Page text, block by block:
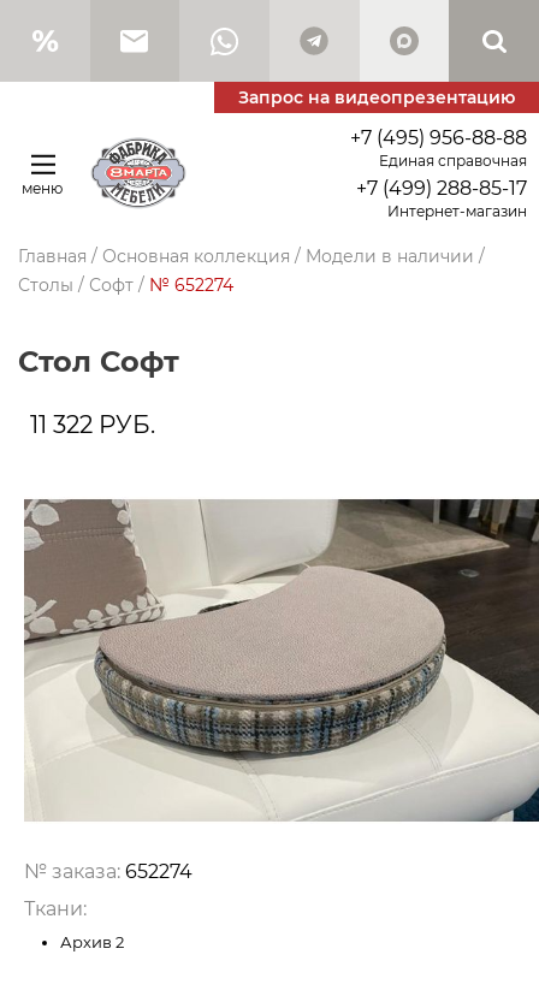
Запрос на видеопрезентацию
меню
+7 (495) 956-88-88
Единая справочная
+7 (499) 288-85-17
Интернет-магазин
Главная / Основная коллекция / Модели в наличии /
Столы / Софт / № 652274
стол Софт
11 322 РУБ.
№ заказа: 652274
Ткани:
Архив 2